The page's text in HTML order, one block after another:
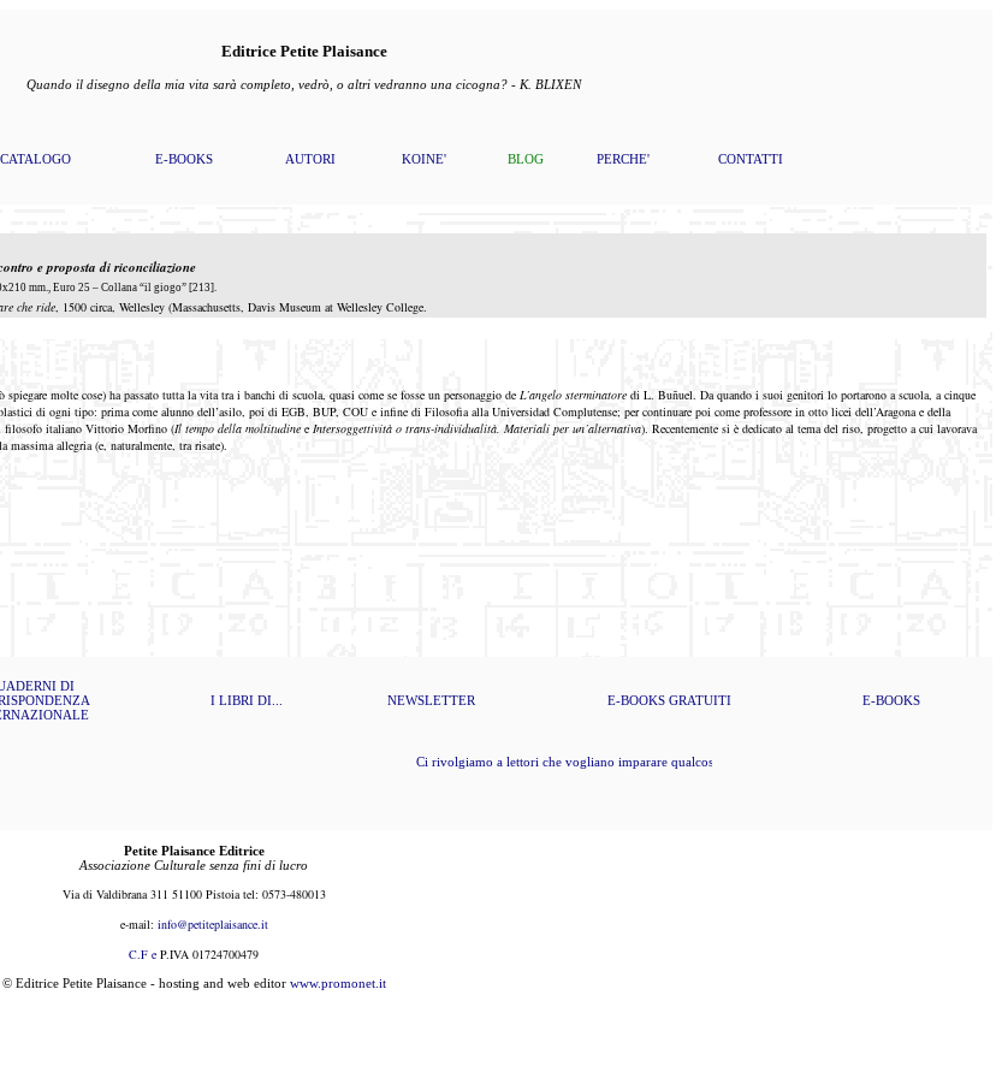
Editrice Petite Plaisance
Quando il disegno della mia vita sarà completo, vedrò, o altri vedranno una cicogna? - K. BLIXEN
CATALOGO E-BOOKS AUTORI KOINE' BLOG PERCHE' CONTATTI
eproposta di riconciliazione
mm., Euro 25 – Collana “il giogo” [213].
che ride, 1500 circa, Wellesley (Massachusetts, Davis Museum at Wellesley College.
molte cose) ha passato tutta la vita tra i banchi di scuola, quasi come se fosse un personaggio de L’angelo sterminatore di L. Buñuel. Da quando i suoi genitori lo portarono a scuola, a cinque
di ogni tipo: prima come alunno dell’asilo, poi di EGB, BUP, COU e infine di Filosofia alla Universidad Complutense; per continuare poi come professore in otto licei dell’Aragona e della
filosofo italiano Vittorio Morfino (Il tempo della moltitudine e Intersoggettività o trans-individualità. Materiali per un’alternativa). Recentemente si è dedicato al tema del riso, progetto a cui lavorava
massima allegria (e, naturalmente, tra risate).
DI
I LIBRI DI... NEWSLETTER E-BOOKS GRATUITI E-BOOKS
Ci rivolgiamo a lettori che vogliano imparare qualcosa di nuovo, che dunque vogliano pure pensare da
Petite Plaisance Editrice
Associazione Culturale senza fini di lucro
Via di Valdibrana 311 51100 Pistoia tel: 0573-480013
e-mail: info@petiteplaisance.it
C.F e P.IVA 01724700479
© Editrice Petite Plaisance - hosting and web editor www.promonet.it